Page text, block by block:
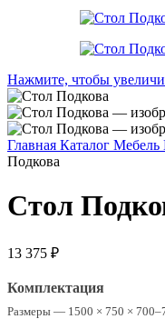
Нажмите, чтобы
Главная Каталог Мебель
Подкова
Стол
13 375 ₽
Комплектация
Размеры — 1500 × 750 ×